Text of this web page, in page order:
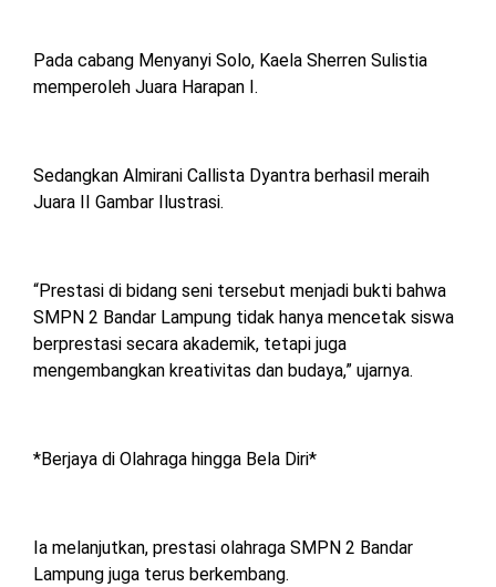
Pada cabang Menyanyi Solo, Kaela Sherren Sulistia
memperoleh Juara Harapan I.
Sedangkan Almirani Callista Dyantra berhasil meraih
Juara II Gambar Ilustrasi.
“Prestasi di bidang seni tersebut menjadi bukti bahwa
SMPN 2 Bandar Lampung tidak hanya mencetak siswa
berprestasi secara akademik, tetapi juga
mengembangkan kreativitas dan budaya,” ujarnya.
*Berjaya di Olahraga hingga Bela Diri*
Ia melanjutkan, prestasi olahraga SMPN 2 Bandar
Lampung juga terus berkembang.